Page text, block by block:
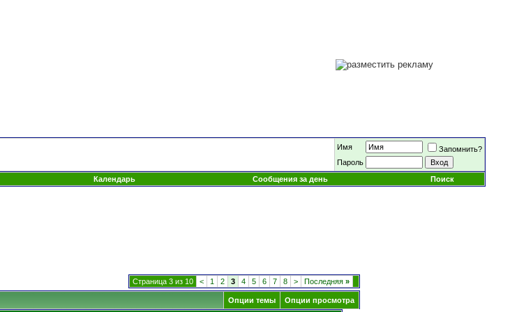
Имя
Запомнить?
Пароль
Календарь Сообщения за день Поиск
Страница 3 из 10 < 1 2 3 4 5 6 7 8 > Последняя »
Опции темы Опции просмотра